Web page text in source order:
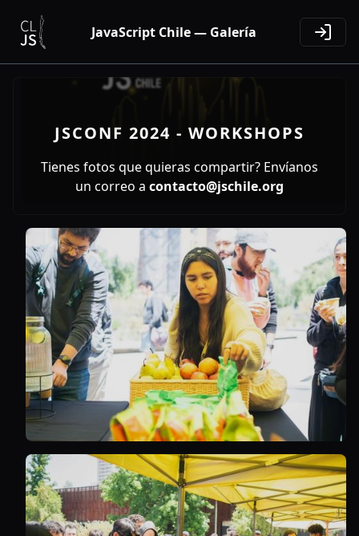
JavaScript Chile — Galería
JSCONF 2024 - WORKSHOPS
Tienes fotos que quieras compartir? Envíanos
un correo a contacto@jschile.org